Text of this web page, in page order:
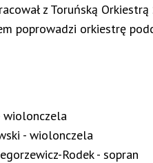
z Toruńską
poprowadzi orkiestrę
wiolonczela
- wiolonczela
Rodek - sopran